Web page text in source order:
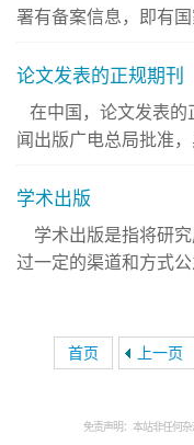
署有备案信息，即有
论文发表的正规期刊
在中国，论文发表的
闻出版广电总局批准，
学术出版
学术出版是指将研究
过一定的渠道和方式公
首页 上一页
免责声明：本站非任何